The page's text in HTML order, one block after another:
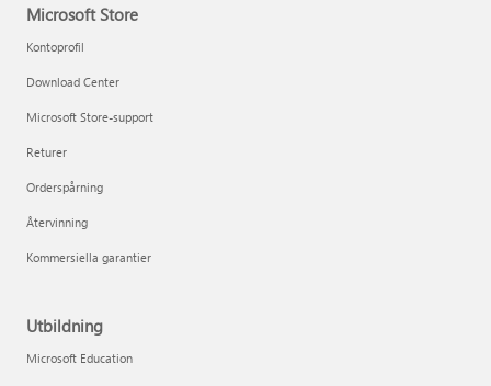
Microsoft Store
Kontoprofil
Download Center
Microsoft Store-support
Returer
Orderspårning
Återvinning
Kommersiella garantier
Utbildning
Microsoft Education